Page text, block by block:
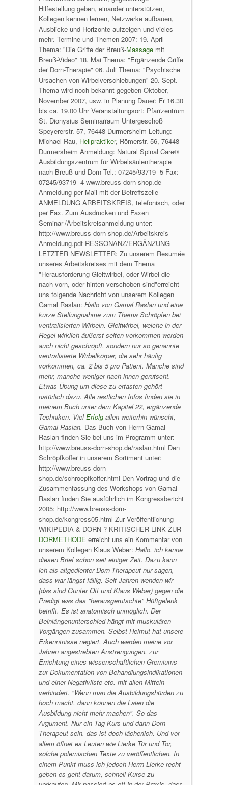
Hilfestellung geben, einander unterstützen,
Kollegen kennen lernen, Netzwerke aufbauen,
Ausblicke und Horizonte aufzeigen und vieles
mehr. Termine und Themen 2007: 19. April
Thema: "Die Griffe der Breuß-Massage mit
Breuß-Video" 18. Mai Thema: "Ergänzende Griffe
der Dorn-Therapie" 06. Juli Thema: "Psychische
Ursachen von Wirbelverschiebungen" 20. Sept.
Thema wird noch bekannt gegeben Oktober,
November 2007, usw. in Planung Dauer: Fr 16.30
bis ca. 19.00 Uhr Veranstaltungsort: Pfarrzentrum
St. Dionysius Seminarraum Untergeschoß
Speyererstr. 57, 76448 Durmersheim Leitung:
Michael Rau, Heilpraktiker, Römerstr. 56, 76448
Durmersheim Anmeldung: Natural Spinal Care®
Ausbildungszentrum für Wirbelsäulentherapie
nach Breuß und Dorn Tel.: 07245/93719 -5 Fax:
07245/93719 -4 www.breuss-dorn-shop.de
Anmeldung per Mail mit der Betreffszeile
ANMELDUNG ARBEITSKREIS, telefonisch, oder
per Fax. Zum Ausdrucken und Faxen
Seminar-/Arbeitskreisanmeldung unter:
http://www.breuss-dorn-shop.de/Arbeitskreis-
Anmeldung.pdf RESSONANZ/ERGÄNZUNG
LETZTER NEWSLETTER: Zu unserem Resumée
unseres Arbeitskreises mit dem Thema
"Herausforderung Gleitwirbel, oder Wirbel die
nach vorn, oder hinten verschoben sind"erreicht
uns folgende Nachricht von unserem Kollegen
Gamal Raslan: Hallo von Gamal Raslan und eine
kurze Stellungnahme zum Thema Schröpfen bei
ventralisierten Wirbeln. Gleitwirbel, welche in der
Regel wirklich äußerst selten vorkommen werden
auch nicht geschröpft, sondern nur so genannte
ventralisierte Wirbelkörper, die sehr häufig
vorkommen, ca. 2 bis 5 pro Patient. Manche sind
mehr, manche weniger nach innen gerutscht.
Etwas Übung um diese zu ertasten gehört
natürlich dazu. Alle restlichen Infos finden sie in
meinem Buch unter dem Kapitel 22, ergänzende
Techniken. VielErfolg allen weiterhin wünscht,
Gamal Raslan. Das Buch von Herrn Gamal
Raslan finden Sie bei uns im Programm unter:
http://www.breuss-dorn-shop.de/raslan.html Den
Schröpfkoffer in unserem Sortiment unter:
http://www.breuss-dorn-
shop.de/schroepfkoffer.html Den Vortrag und die
Zusammenfassung des Workshops von Gamal
Raslan finden Sie ausführlich im Kongressbericht
2005: http://www.breuss-dorn-
shop.de/kongress05.html Zur Veröffentlichung
WIKIPEDIA & DORN ? KRITISCHER LINK ZUR
DORMETHODE erreicht uns ein Kommentar von
unserem Kollegen Klaus Weber: Hallo, ich kenne
diesen Brief schon seit einiger Zeit. Dazu kann
ich als altgedienter Dorn-Therapeut nur sagen,
dass war längst fällig. Seit Jahren wenden wir
(das sind Gunter Ott und Klaus Weber) gegen die
Predigt was das "herausgerutschte" Hüftgelenk
betrifft. Es ist anatomisch unmöglich. Der
Beinlängenunterschied hängt mit muskulären
Vorgängen zusammen. Selbst Helmut hat unsere
Erkenntnisse negiert. Auch werden meine vor
Jahren angestrebten Anstrengungen, zur
Errichtung eines wissenschaftlichen Gremiums
zur Dokumentation von Behandlungsindikationen
und einer Negativliste etc. mit allen Mitteln
verhindert. "Wenn man die Ausbildungshürden zu
hoch macht, dann können die Laien die
Ausbildung nicht mehr machen". So das
Argument. Nur ein Tag Kurs und dann Dorn-
Therapeut sein, das ist doch lächerlich. Und vor
allem öffnet es Leuten wie Lierke Tür und Tor,
solche polemischen Texte zu veröffentlichen. In
einem Punkt muss ich jedoch Herrn Lierke recht
geben es geht darum, schnell Kurse zu